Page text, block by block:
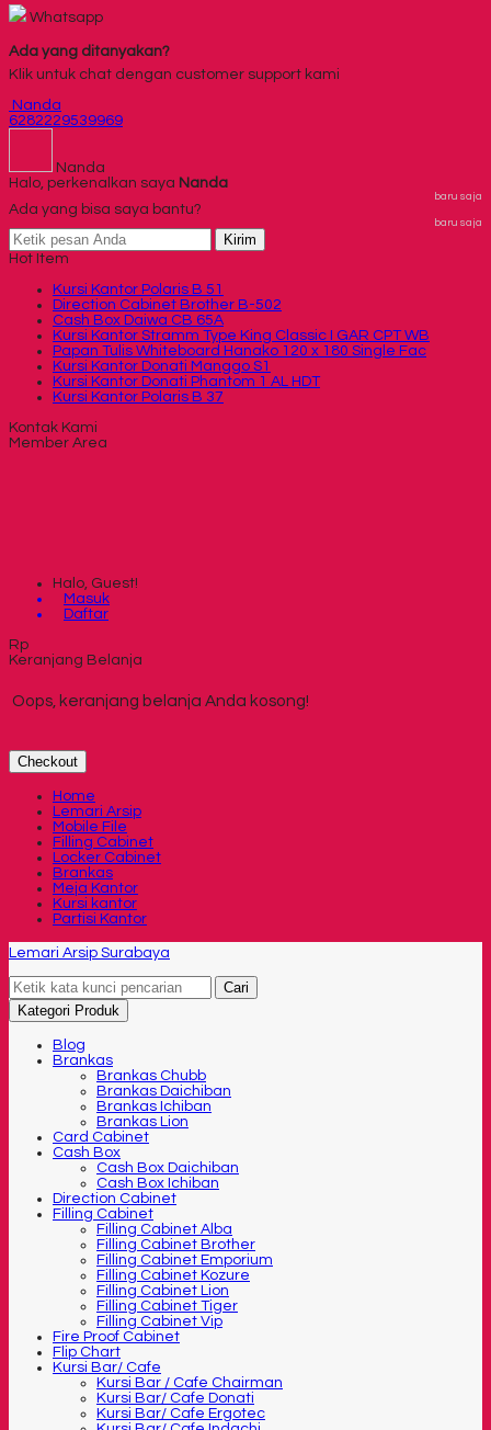
Whatsapp
Ada yang ditanyakan?
Klik untuk chat dengan customer support kami
Nanda
6282229539969
Nanda
Halo, perkenalkan saya Nanda
baru saja
Ada yang bisa saya bantu?
baru saja
Kirim
Hot Item
Kursi Kantor Polaris B 51
Direction Cabinet Brother B-502
Cash Box Daiwa CB 65A
Kursi Kantor Stramm Type King Classic I GAR CPT WB
Papan Tulis Whiteboard Hanako 120 x 180 Single Fac
Kursi Kantor Donati Manggo S1
Kursi Kantor Donati Phantom 1 AL HDT
Kursi Kantor Polaris B 37
Kontak Kami
Member Area
Halo, Guest!
Masuk
Daftar
Rp
Keranjang Belanja
Oops, keranjang belanja Anda kosong!
Checkout
Home
Lemari Arsip
Mobile File
Filling Cabinet
Locker Cabinet
Brankas
Meja Kantor
Kursi kantor
Partisi Kantor
Lemari Arsip Surabaya
Cari
Kategori Produk
Blog
Brankas
Brankas Chubb
Brankas Daichiban
Brankas Ichiban
Brankas Lion
Card Cabinet
Cash Box
Cash Box Daichiban
Cash Box Ichiban
Direction Cabinet
Filling Cabinet
Filling Cabinet Alba
Filling Cabinet Brother
Filling Cabinet Emporium
Filling Cabinet Kozure
Filling Cabinet Lion
Filling Cabinet Tiger
Filling Cabinet Vip
Fire Proof Cabinet
Flip Chart
Kursi Bar/ Cafe
Kursi Bar / Cafe Chairman
Kursi Bar/ Cafe Donati
Kursi Bar/ Cafe Ergotec